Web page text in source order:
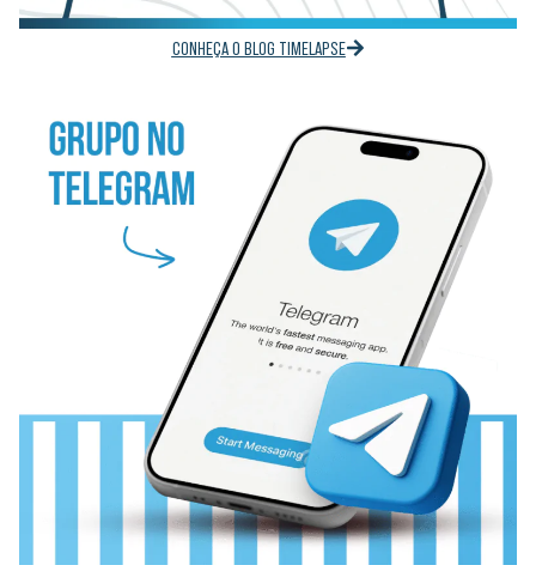
CONHEÇA O BLOG TIMELAPSE